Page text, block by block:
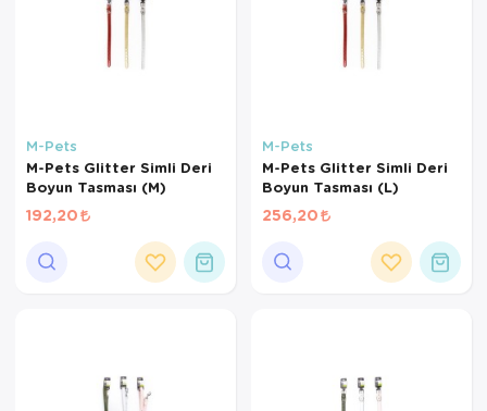
M-Pets
M-Pets Glitter Simli Deri
Boyun Tasması (M)
192,20
M-Pets
M-Pets Glitter Simli Deri
Boyun Tasması (L)
256,20